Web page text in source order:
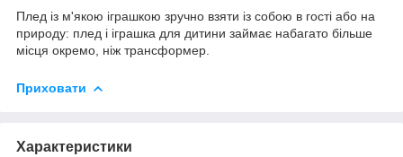
Плед із м'якою іграшкою зручно взяти із собою в гості або на
природу: плед і іграшка для дитини займає набагато більше
місця окремо, ніж трансформер.
Приховати
Характеристики